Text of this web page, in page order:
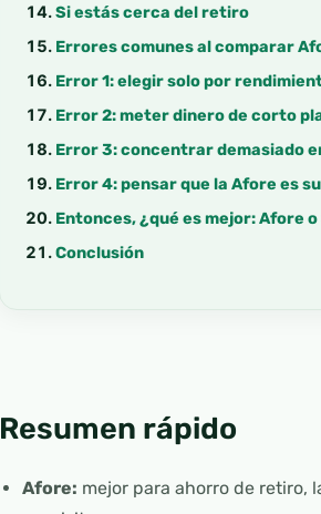
Si estás cerca del retiro
Errores comunes al comparar
Error 1: elegir solo por
Error 2: meter dinero de corto
Error 3: concentrar demasiado
Error 4: pensar que la Afore es
Entonces, ¿qué es mejor: Afore o
Conclusión
Resumen rápido
Afore: mejor para ahorro de retiro,